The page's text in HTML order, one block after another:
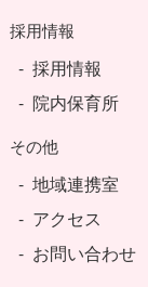
採用情報
採用情報
院内保育所
その他
地域連携室
アクセス
お問い合わせ